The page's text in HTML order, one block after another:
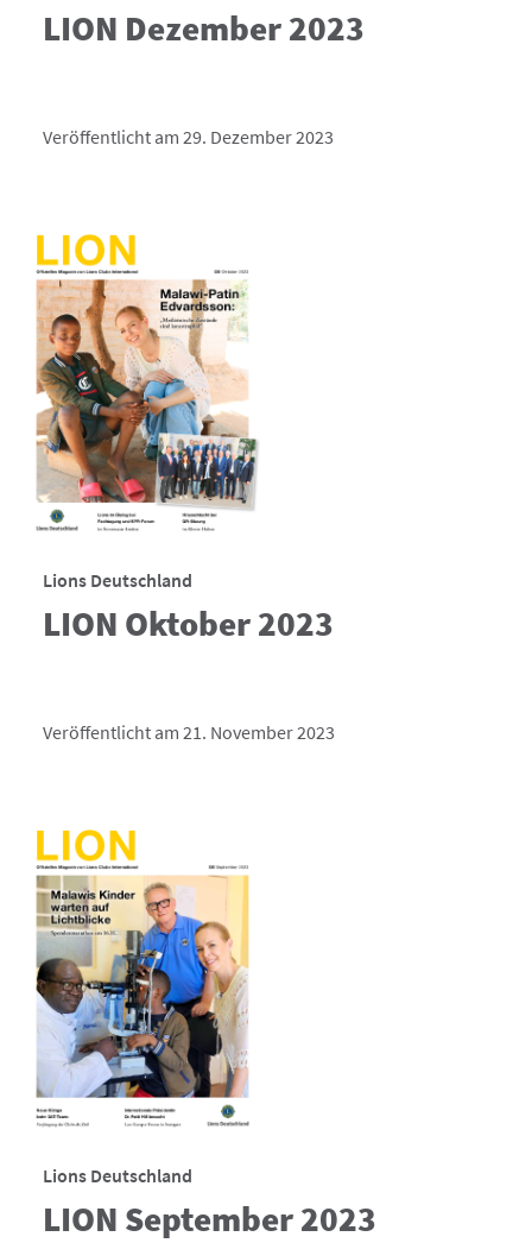
LION Dezember 2023
Veröffentlicht am 29. Dezember 2023
Lions Deutschland
LION Oktober 2023
Veröffentlicht am 21. November 2023
Lions Deutschland
LION September 2023